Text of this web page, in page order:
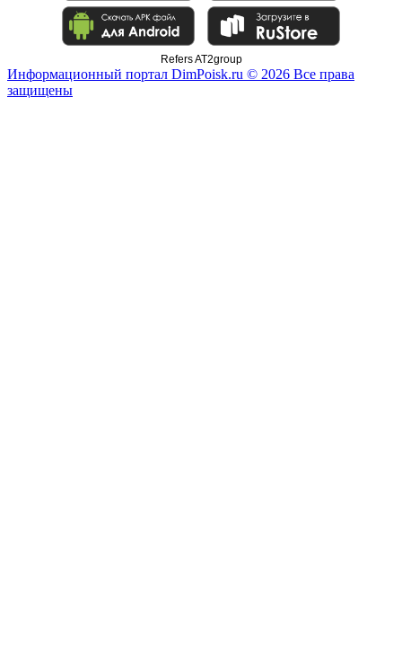
Refers AT2group
Информационный портал DimPoisk.ru © 2026 Все права
защищены